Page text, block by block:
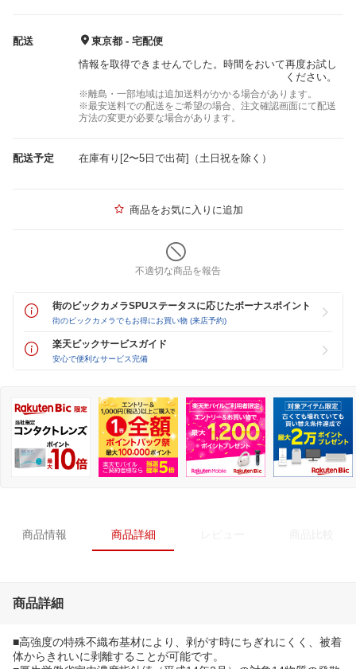
配送
東京都 - 宅配便
情報を取得できませんでした。時間をおいて再度お試し
ください。
※離島・一部地域は追加送料がかかる場合があります。
※最安送料での配送をご希望の場合、注文確認画面にて配送
方法の変更が必要な場合があります。
配送予定 在庫有り[2〜5日で出荷]（土日祝を除く）
商品をお気に入りに追加
不適切な商品を報告
街のビックカメラSPUステータスに応じたボーナスポイント
街のビックカメラでもお得にお買い物 (来店予約)
楽天ビックサービスガイド
安心で便利なサービス完備
商品情報 商品詳細
商品詳細
■高強度の特殊不織布基材により、剥がす時にちぎれにくく、被着
体からきれいに剥離することが可能です。